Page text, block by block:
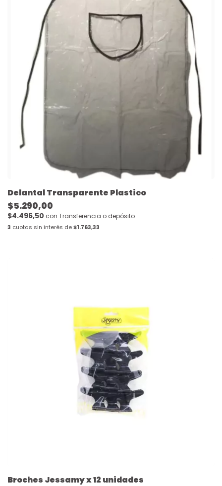
Delantal Transparente Plastico
$5.290,00
$4.496,50 con Transferencia o depósito
3 cuotas sin interés de$1.763,33
Broches Jessamy x 12 unidades